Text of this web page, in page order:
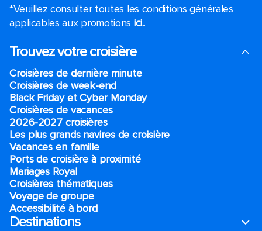
*Veuillez consulter toutes les conditions générales
applicables aux promotions ici..
Trouvez votre croisière
Croisières de dernière minute
Croisières de week-end
Black Friday et Cyber Monday
Croisières de vacances
2026-2027 croisières
Les plus grands navires de croisière
Vacances en famille
Ports de croisière à proximité
Mariages Royal
Croisières thématiques
Voyage de groupe​
Accessibilité à bord​
Destinations